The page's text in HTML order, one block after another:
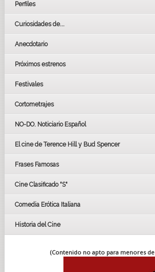
Perfiles
Curiosidades de...
Anecdotario
Próximos estrenos
Festivales
LOS OSCARS
GOYAS
BAFTA
Cortometrajes
NO-DO. Noticiario Español
El cine de Terence Hill y Bud Spencer
Frases Famosas
Cine Clasificado "S"
Comedia Erótica Italiana
Historia del Cine
(Contenido no apto para menores de